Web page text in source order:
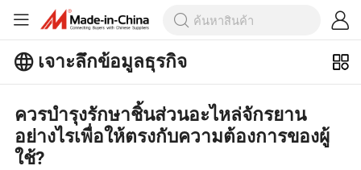
เจาะลึกข้อมูลธุรกิจ
สำรวจบทความยอดนิยมเพิ่มเติมบน
เจาะลึกข้อมูลธุรกิจ!
ดูเพิ่มเติม
ควรบำรุงรักษาชิ้นส่วนอะไหล่จักรยาน
อย่างไรเพื่อให้ตรงกับความต้องการของผู้
ใช้?